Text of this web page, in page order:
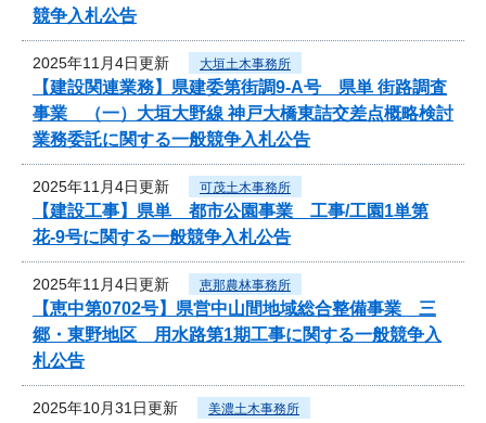
競争入札公告
2025年11月4日更新 大垣土木事務所
【建設関連業務】県建委第街調9-A号 県単 街路調査
事業 （一）大垣大野線 神戸大橋東詰交差点概略検討
業務委託に関する一般競争入札公告
2025年11月4日更新 可茂土木事務所
【建設工事】県単 都市公園事業 工事/工園1単第
花-9号に関する一般競争入札公告
2025年11月4日更新 恵那農林事務所
【恵中第0702号】県営中山間地域総合整備事業 三
郷・東野地区 用水路第1期工事に関する一般競争入
札公告
2025年10月31日更新 美濃土木事務所